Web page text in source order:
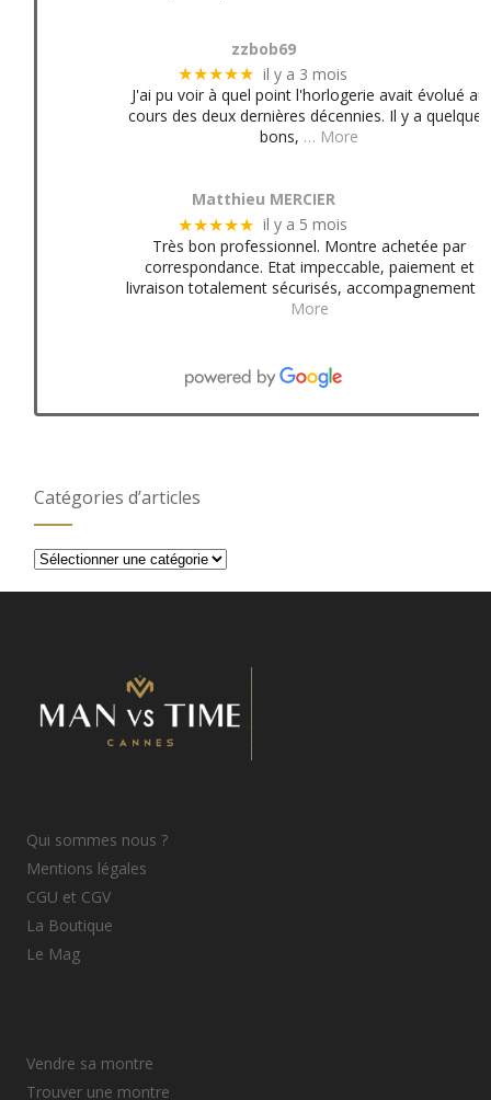
zzbob69
★★★★★ il y a 3 mois
J'ai pu voir à quel point l'horlogerie avait évolué au
cours des deux dernières décennies. Il y a quelques
bons, … More
Matthieu MERCIER
★★★★★ il y a 5 mois
Très bon professionnel. Montre achetée par
correspondance. Etat impeccable, paiement et
livraison totalement sécurisés, accompagnement
More
Catégories d’articles
Catégories
Qui sommes nous ?
Mentions légales
CGU et CGV
La Boutique
Le Mag
Vendre sa montre
Trouver une montre